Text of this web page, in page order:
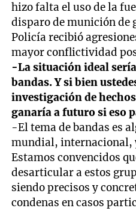
hizo falta el uso de la
disparo de munición de
Policía recibió
mayor conflictividad
-La situación ideal
bandas. Y si bien
investigación de
ganaría a futuro si eso
-El tema de bandas es
mundial, internacional,
Estamos convencidos
desarticular a estos
siendo precisos y
condenas en casos